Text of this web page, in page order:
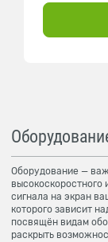
Оборудование —
высокоскоростного
сигнала на экран
которого зависит
посвящён видам
раскрыть